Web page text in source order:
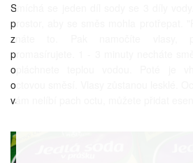
Smíchá se jeden díl sody se 3 díly
prostor, aby se směs mohla protřepat.
znáte to. Pak namočíte vlasy,
promasírujete. 1 - 3 minuty necháte
opláchnete teplou vodou. Poté je
octovou směsí. Vlasy zůstanou lesklé.
vám nelíbí pach octu, můžete přidat